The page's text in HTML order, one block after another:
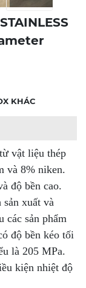
KHÁC
vật liệu thép
và 8% niken.
độ bền cao.
xuất và
các sản phẩm
độ bền kéo tối
là 205 MPa.
kiện nhiệt độ